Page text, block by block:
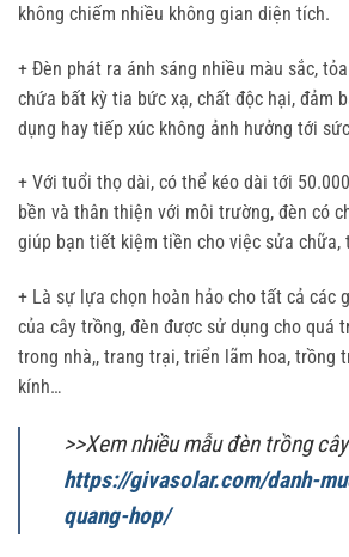
không chiếm nhiều không gian diện tích.
+ Đèn phát ra ánh sáng nhiều màu sắc,
chứa bất kỳ tia bức xạ, chất độc hại, đảm
dụng hay tiếp xúc không ảnh hưởng tới
+ Với tuổi thọ dài, có thể kéo dài tới
bền và thân thiện với môi trường, đèn có
giúp bạn tiết kiệm tiền cho việc sửa chữa,
+ Là sự lựa chọn hoàn hảo cho tất cả các
của cây trồng, đèn được sử dụng cho quá
trong nhà,, trang trại, triển lãm hoa, trồng
kính…
>>Xem nhiều mẫu đèn trồng
https://givasolar.com/danh-
quang-hop/